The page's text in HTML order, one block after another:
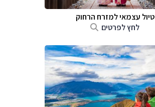
טיול עצמאי למזרח הרחוק
לחץ לפרטים